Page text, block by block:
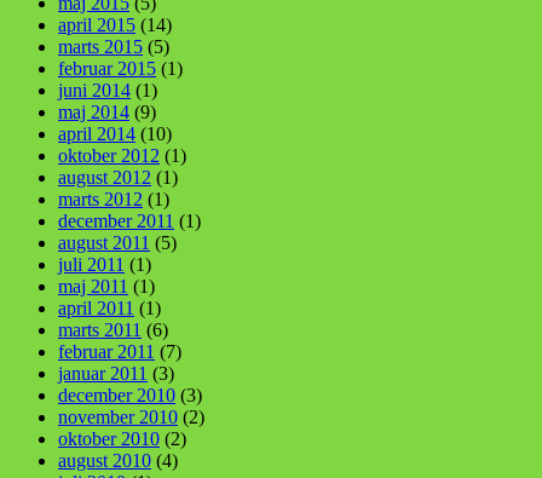
april 2015 (14)
marts 2015 (5)
februar 2015 (1)
juni 2014 (1)
maj 2014 (9)
april 2014 (10)
oktober 2012 (1)
august 2012 (1)
marts 2012 (1)
december 2011 (1)
august 2011 (5)
juli 2011 (1)
maj 2011 (1)
april 2011 (1)
marts 2011 (6)
februar 2011 (7)
januar 2011 (3)
december 2010 (3)
november 2010 (2)
oktober 2010 (2)
august 2010 (4)